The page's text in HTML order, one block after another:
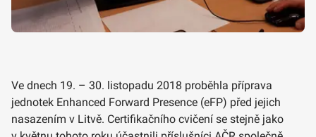
Ve dnech 19. – 30. listopadu 2018 proběhla příprava
jednotek Enhanced Forward Presence (eFP) před jejich
nasazením v Litvě. Certifikačního cvičení se stejně jako